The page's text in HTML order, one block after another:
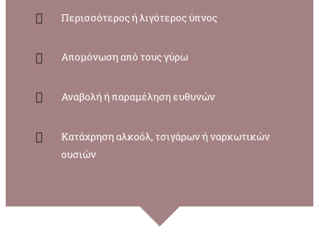
Περισσότερος ή λιγότερος ύπνος
Απομόνωση από τους γύρω
Αναβολή ή παραμέληση ευθυνών
Κατάχρηση αλκοόλ, τσιγάρων ή ναρκωτικών
ουσιών